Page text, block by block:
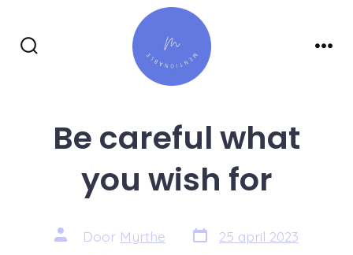
overslaan
Be careful what
you wish for
Auteur
van
Door Myrthe Berichtdatum
25 april 2023